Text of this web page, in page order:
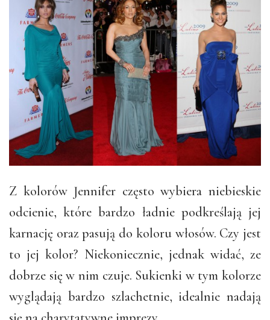
Z kolorów Jennifer często wybiera niebieskie
odcienie, które bardzo ładnie podkreślają jej
karnację oraz pasują do koloru włosów. Czy jest
to jej kolor? Niekoniecznie, jednak widać, ze
dobrze się w nim czuje. Sukienki w tym kolorze
wyglądają bardzo szlachetnie, idealnie nadają